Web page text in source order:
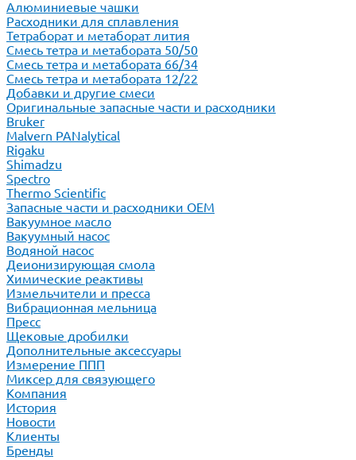
Алюминиевые чашки
Расходники для сплавления
Тетраборат и метаборат лития
Смесь тетра и метабората 50/50
Смесь тетра и метабората 66/34
Смесь тетра и метабората 12/22
Добавки и другие смеси
Оригинальные запасные части и расходники
Bruker
Malvern PANalytical
Rigaku
Shimadzu
Spectro
Thermo Scientific
Запасные части и расходники ОЕМ
Вакуумное масло
Вакуумный насос
Водяной насос
Деионизирующая смола
Химические реактивы
Измельчители и пресса
Вибрационная мельница
Пресс
Щековые дробилки
Дополнительные аксессуары
Измерение ППП
Миксер для связующего
Компания
История
Новости
Клиенты
Бренды